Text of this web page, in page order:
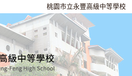
桃園市立永豐高級中等學校